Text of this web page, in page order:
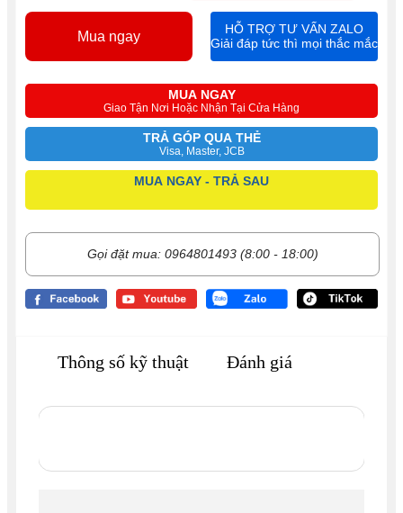
MUA NGAY
Giao Tận Nơi Hoặc Nhận Tại Cửa Hàng
TRẢ GÓP QUA THẺ
Visa, Master, JCB
MUA NGAY - TRẢ SAU
Gọi đặt mua: 0964801493 (8:00 - 18:00)
Mua ngay
HỖ TRỢ TƯ VẤN ZALO
Giải đáp tức thì mọi thắc mắc
Thông số kỹ thuật Đánh giá